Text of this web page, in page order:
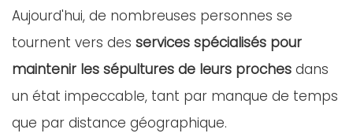
Aujourd'hui, de nombreuses personnes se
tournent vers des services spécialisés pour
maintenir les sépultures de leurs proches dans
un état impeccable, tant par manque de temps
que par distance géographique.